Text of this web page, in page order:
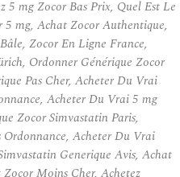
5 mg Zocor Bas Prix, Quel Est Le
mg, Achat Zocor Authentique,
Zocor En Ligne France,
Ordonner Générique Zocor
Pas Cher, Acheter Du Vrai
Acheter Du Vrai 5 mg
Zocor Simvastatin Paris,
Ordonnance, Acheter Du Vrai
Generique Avis, Achat